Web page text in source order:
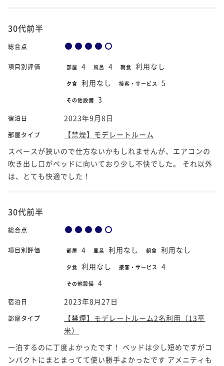
30代前半
総合点
項目別評価 部屋 4 風呂 4 朝食 利用なし
夕食 利用なし 接客・サービス 5
その他設備 3
宿泊日 2023年9月8日
部屋タイプ
【禁煙】モデレートルーム
スペースが狭いので仕方ないかもしれませんが、エアコンの
吹き出し口がベッドに向いており少し不快でした。 それ以外
は、とても快適でした！
30代前半
総合点
項目別評価 部屋 4 風呂 利用なし 朝食 利用なし
夕食 利用なし 接客・サービス 4
その他設備 4
宿泊日 2023年8月27日
部屋タイプ
【禁煙】モデレートルーム2名利用（13平
米）
一泊するのに丁度よかったです！ ベッドは少し短めですがコ
ンパクトにまとまってて使い勝手よかったです アメニティも